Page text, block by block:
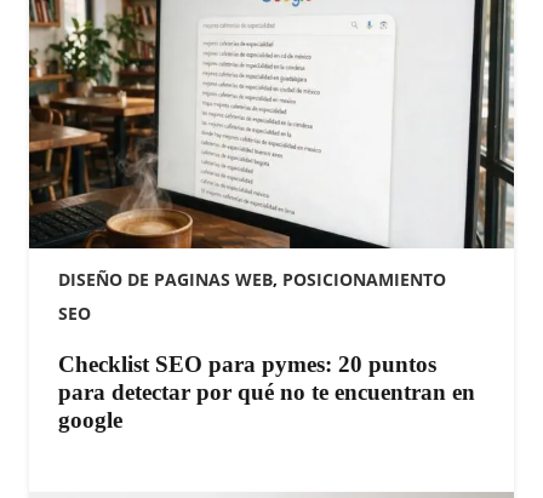
DISEÑO DE PAGINAS WEB, POSICIONAMIENTO
SEO
Checklist SEO para pymes: 20 puntos
para detectar por qué no te encuentran en
google